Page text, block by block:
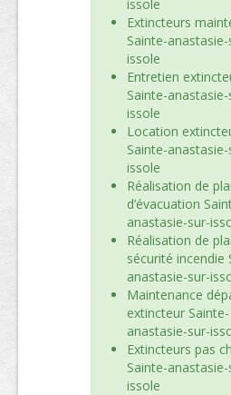
issole
Extincteurs
Sainte-anastasie-
issole
Entretien
Sainte-anastasie-
issole
Location
Sainte-anastasie-
issole
Réalisation de
d’évacuation
anastasie-sur-
Réalisation de
sécurité incendie
anastasie-sur-
Maintenance
extincteur Sainte-
anastasie-sur-
Extincteurs pas
Sainte-anastasie-
issole